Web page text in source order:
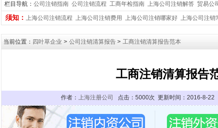
栏目导航： 公司注销指南 公司注销流程 工商年检指南 上海公司注销解答 贸易公
须知： 上海公司注销流程 上海公司注销费用 上海公司注销哪家好 上海公司注销
当前位置： 四叶草企业 > 公司注销清算报告 > 工商注销清算报告范本
工商注销清算报告
作者： 上海注册公司 点击：5000次 更新时间：2016-8-22